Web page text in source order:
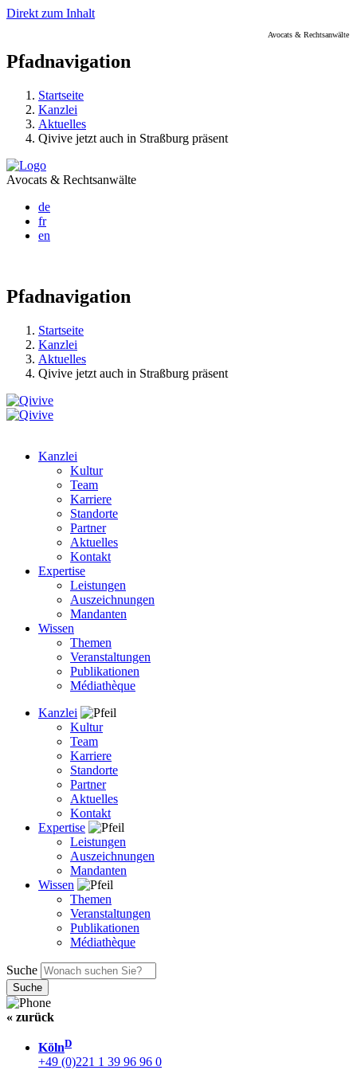
Direkt zum Inhalt
Avocats & Rechtsanwälte
Pfadnavigation
Startseite
Kanzlei
Aktuelles
Qivive jetzt auch in Straßburg präsent
Avocats & Rechtsanwälte
de
fr
en
Pfadnavigation
Startseite
Kanzlei
Aktuelles
Qivive jetzt auch in Straßburg präsent
Kanzlei
Kultur
Team
Karriere
Standorte
Partner
Aktuelles
Kontakt
Expertise
Leistungen
Auszeichnungen
Mandanten
Wissen
Themen
Veranstaltungen
Publikationen
Médiathèque
Kanzlei
Kultur
Team
Karriere
Standorte
Partner
Aktuelles
Kontakt
Expertise
Leistungen
Auszeichnungen
Mandanten
Wissen
Themen
Veranstaltungen
Publikationen
Médiathèque
Suche
« zurück
KölnD
+49 (0)221 1 39 96 96 0